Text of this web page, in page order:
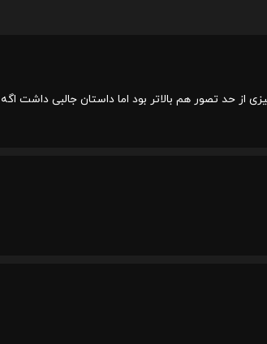
حد تصور هم بالاتر بود اما داستان جالبی داشت اگه